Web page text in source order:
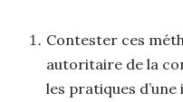
Contester ces
autoritaire de la
les pratiques